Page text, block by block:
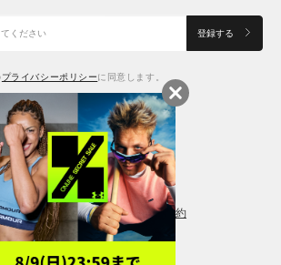
登録する
プライバシーポリシーに同意します。
法に基づく通販の表記 会員規約
シーポリシー